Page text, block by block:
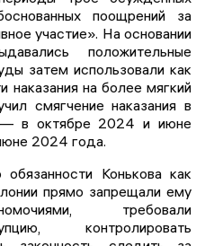
поощрений за
участие». На основании
положительные
затем использовали как
наказания на более мягкий
смягчение наказания в
в октябре 2024 и июне
2024 года.
Конькова как
прямо запрещали ему
требовали
контролировать